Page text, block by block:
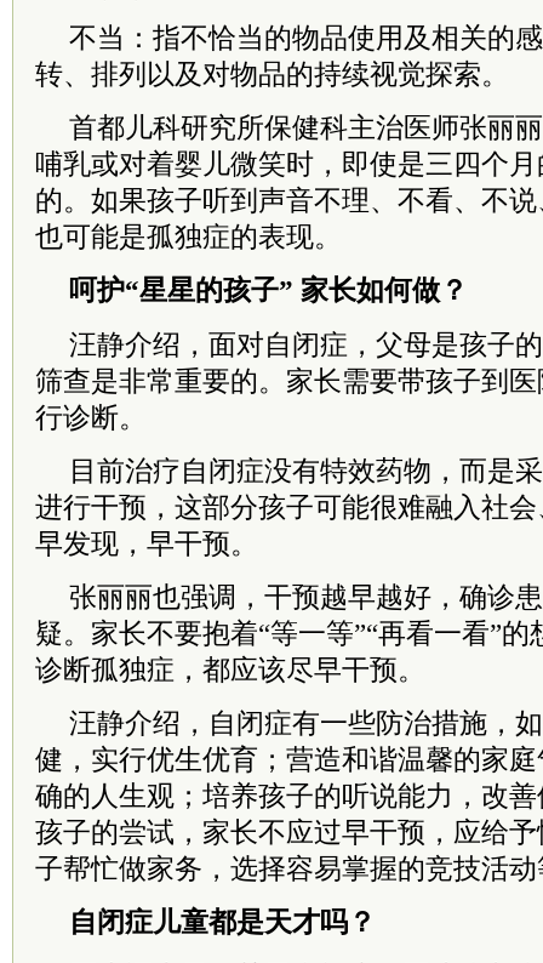
不当：指不恰当的物品使用及相关的
转、排列以及对物品的持续视觉探索。
首都儿科研究所保健科主治医师张丽
哺乳或对着婴儿微笑时，即使是三四个
的。如果孩子听到声音不理、不看、不
也可能是孤独症的表现。
呵护“星星的孩子” 家长如何做？
汪静介绍，面对自闭症，父母是孩子
筛查是非常重要的。家长需要带孩子到
行诊断。
目前治疗自闭症没有特效药物，而是
进行干预，这部分孩子可能很难融入社
早发现，早干预。
张丽丽也强调，干预越早越好，确诊
疑。家长不要抱着“等一等”“再看一看”
诊断孤独症，都应该尽早干预。
汪静介绍，自闭症有一些防治措施，
健，实行优生优育；营造和谐温馨的家
确的人生观；培养孩子的听说能力，改
孩子的尝试，家长不应过早干预，应给
子帮忙做家务，选择容易掌握的竞技活
自闭症儿童都是天才吗？